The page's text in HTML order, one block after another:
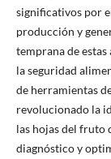
significativos por
producción y
temprana de estas
la seguridad
de herramientas
revolucionado la
las hojas del fruto
diagnóstico y